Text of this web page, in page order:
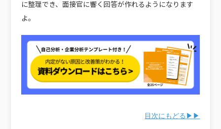
に整理でき、面接官に響く回答が作れるようになります
よ。
目次にもどる▶▶